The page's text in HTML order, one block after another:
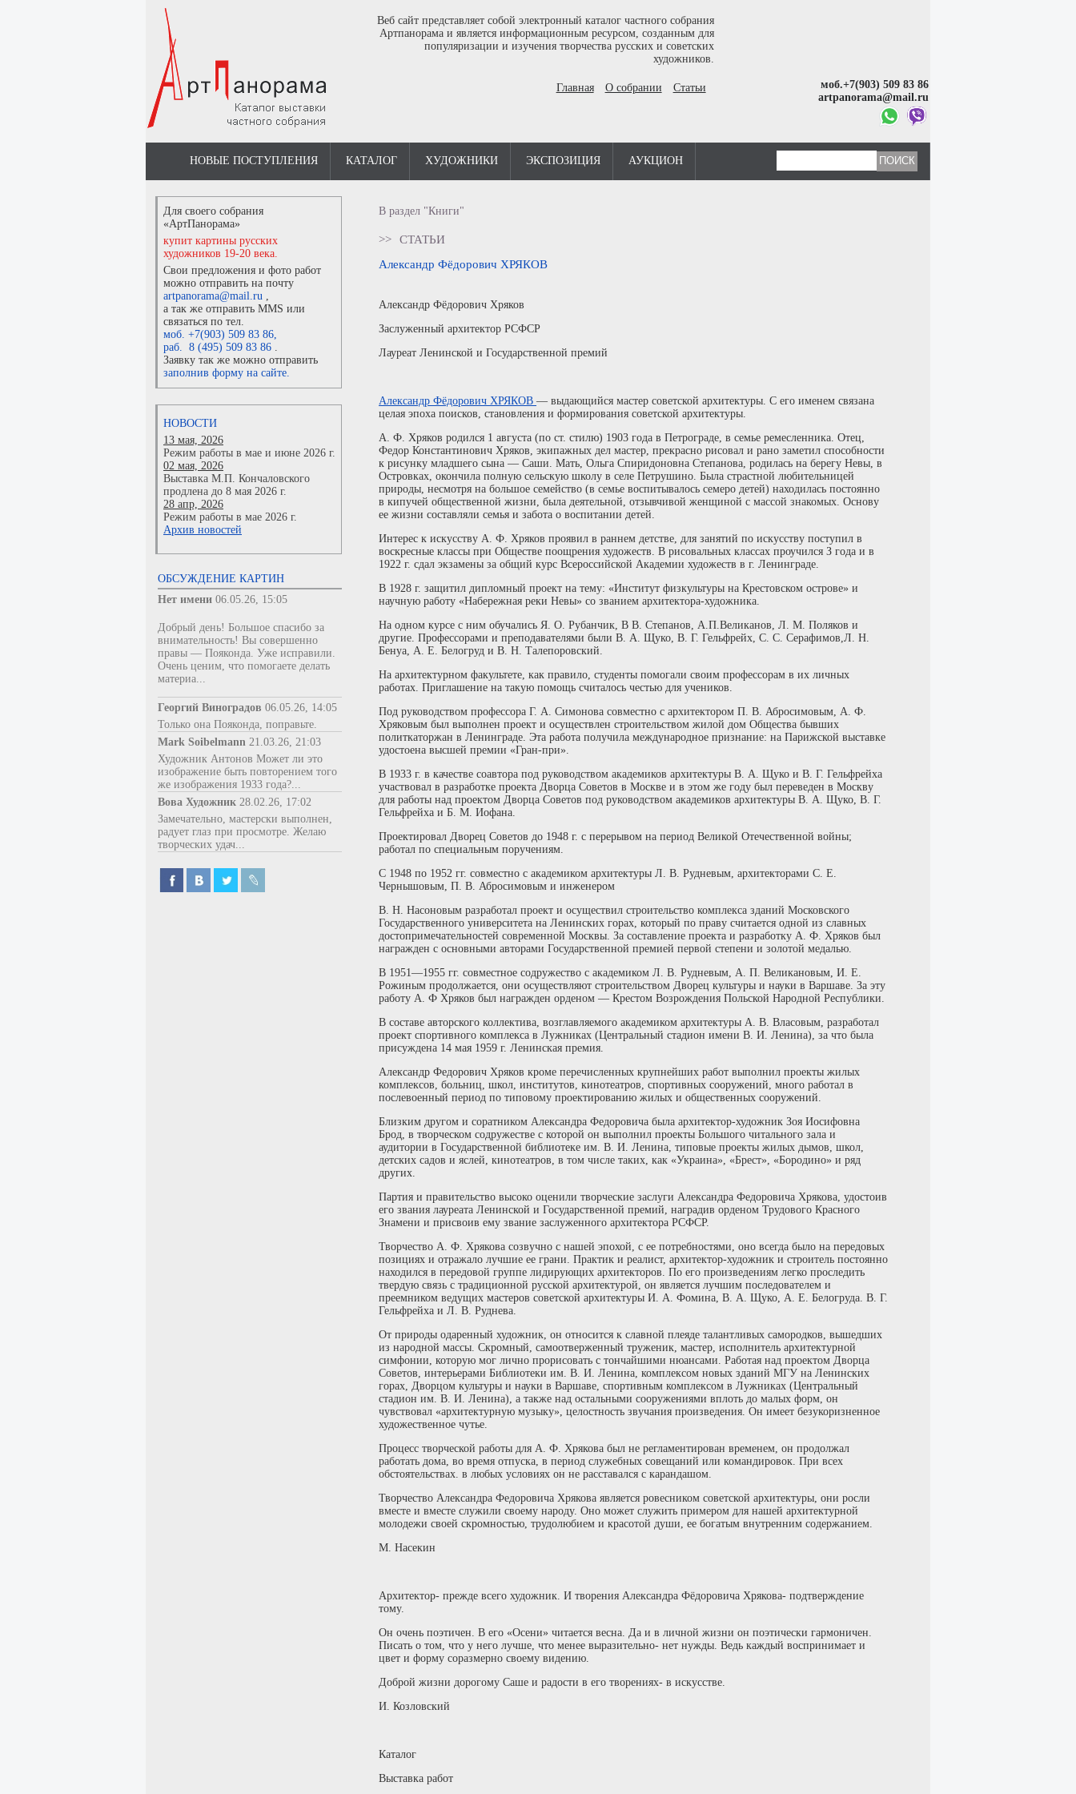
Веб сайт представляет собой электронный каталог частного собрания
Артпанорама и является информационным ресурсом, созданным для
популяризации и изучения творчества русских и советских
художников.
Главная О собрании Статьи
моб.+7(903) 509 83 86
artpanorama@mail.ru
НОВЫЕ ПОСТУПЛЕНИЯ КАТАЛОГ ХУДОЖНИКИ ЭКСПОЗИЦИЯ АУКЦИОН
Для своего собрания
«АртПанорама»
купит картины русских
художников 19-20 века.
Свои предложения и фото работ
можно отправить на почту
artpanorama@mail.ru ,
а так же отправить MMS или
связаться по тел.
моб. +7(903) 509 83 86,
раб. 8 (495) 509 83 86 .
Заявку так же можно отправить
заполнив форму на сайте.
НОВОСТИ
13 мая, 2026
Режим работы в мае и июне 2026 г.
02 мая, 2026
Выставка М.П. Кончаловского
продлена до 8 мая 2026 г.
28 апр, 2026
Режим работы в мае 2026 г.
Архив новостей
ОБСУЖДЕНИЕ КАРТИН
Нет имени 06.05.26, 15:05
Добрый день! Большое спасибо за
внимательность! Вы совершенно
правы — Пояконда. Уже исправили.
Очень ценим, что помогаете делать
материа...
Георгий Виноградов 06.05.26, 14:05
Только она Пояконда, поправьте.
Mark Soibelmann 21.03.26, 21:03
Художник Антонов Может ли это
изображение быть повторением того
же изображения 1933 года?...
Вова Художник 28.02.26, 17:02
Замечательно, мастерски выполнен,
радует глаз при просмотре. Желаю
творческих удач...
В раздел "Книги"
>> СТАТЬИ
Александр Фёдорович ХРЯКОВ
Александр Фёдорович Хряков
Заслуженный архитектор РСФСР
Лауреат Ленинской и Государственной премий
Александр Фёдорович ХРЯКОВ — выдающийся мастер советской архитектуры. С его именем связана
целая эпоха поисков, становления и формирования советской архитектуры.
А. Ф. Хряков родился 1 августа (по ст. стилю) 1903 года в Петрограде, в семье ремесленника. Отец,
Федор Константинович Хряков, экипажных дел мастер, прекрасно рисовал и рано заметил способности
к рисунку младшего сына — Саши. Мать, Ольга Спиридоновна Степанова, родилась на берегу Невы, в
Островках, окончила полную сельскую школу в селе Петрушино. Была страстной любительницей
природы, несмотря на большое семейство (в семье воспитывалось семеро детей) находилась постоянно
в кипучей общественной жизни, была деятельной, отзывчивой женщиной с массой знакомых. Основу
ее жизни составляли семья и забота о воспитании детей.
Интерес к искусству А. Ф. Хряков проявил в раннем детстве, для занятий по искусству поступил в
воскресные классы при Обществе поощрения художеств. В рисовальных классах проучился З года и в
1922 г. сдал экзамены за общий курс Всероссийской Академии художеств в г. Ленинграде.
В 1928 г. защитил дипломный проект на тему: «Институт физкультуры на Крестовском острове» и
научную работу «Набережная реки Невы» со званием архитектора-художника.
На одном курсе с ним обучались Я. О. Рубанчик, В В. Степанов, А.П.Великанов, Л. М. Поляков и
другие. Профессорами и преподавателями были В. А. Щуко, В. Г. Гельфрейх, С. С. Серафимов,Л. Н.
Бенуа, А. Е. Белогруд и В. Н. Талепоровский.
На архитектурном факультете, как правило, студенты помогали своим профессорам в их личных
работах. Приглашение на такую помощь считалось честью для учеников.
Под руководством профессора Г. А. Симонова совместно с архитектором П. В. Абросимовым, А. Ф.
Хряковым был выполнен проект и осуществлен строительством жилой дом Общества бывших
политкаторжан в Ленинграде. Эта работа получила международное признание: на Парижской выставке
удостоена высшей премии «Гран-при».
В 1933 г. в качестве соавтора под руководством академиков архитектуры В. А. Щуко и В. Г. Гельфрейха
участвовал в разработке проекта Дворца Советов в Москве и в этом же году был переведен в Москву
для работы над проектом Дворца Советов под руководством академиков архитектуры В. А. Щуко, В. Г.
Гельфрейха и Б. М. Иофана.
Проектировал Дворец Советов до 1948 г. с перерывом на период Великой Отечественной войны;
работал по специальным поручениям.
С 1948 по 1952 гг. совместно с академиком архитектуры Л. В. Рудневым, архитекторами С. Е.
Чернышовым, П. В. Абросимовым и инженером
В. Н. Насоновым разработал проект и осуществил строительство комплекса зданий Московского
Государственного университета на Ленинских горах, который по праву считается одной из славных
достопримечательностей современной Москвы. За составление проекта и разработку А. Ф. Хряков был
награжден с основными авторами Государственной премией первой степени и золотой медалью.
В 1951—1955 гг. совместное содружество с академиком Л. В. Рудневым, А. П. Великановым, И. Е.
Рожиным продолжается, они осуществляют строительством Дворец культуры и науки в Варшаве. За эту
работу А. Ф Хряков был награжден орденом — Крестом Возрождения Польской Народной Республики.
В составе авторского коллектива, возглавляемого академиком архитектуры А. В. Власовым, разработал
проект спортивного комплекса в Лужниках (Центральный стадион имени В. И. Ленина), за что была
присуждена 14 мая 1959 г. Ленинская премия.
Александр Федорович Хряков кроме перечисленных крупнейших работ выполнил проекты жилых
комплексов, больниц, школ, институтов, кинотеатров, спортивных сооружений, много работал в
послевоенный период по типовому проектированию жилых и общественных сооружений.
Близким другом и соратником Александра Федоровича была архитектор-художник Зоя Иосифовна
Брод, в творческом содружестве с которой он выполнил проекты Большого читального зала и
аудитории в Государственной библиотеке им. В. И. Ленина, типовые проекты жилых дымов, школ,
детских садов и яслей, кинотеатров, в том числе таких, как «Украина», «Брест», «Бородино» и ряд
других.
Партия и правительство высоко оценили творческие заслуги Александра Федоровича Хрякова, удостоив
его звания лауреата Ленинской и Государственной премий, наградив орденом Трудового Красного
Знамени и присвоив ему звание заслуженного архитектора РСФСР.
Творчество А. Ф. Хрякова созвучно с нашей эпохой, с ее потребностями, оно всегда было на передовых
позициях и отражало лучшие ее грани. Практик и реалист, архитектор-художник и строитель постоянно
находился в передовой группе лидирующих архитекторов. По его произведениям легко проследить
твердую связь с традиционной русской архитектурой, он является лучшим последователем и
преемником ведущих мастеров советской архитектуры И. А. Фомина, В. А. Щуко, А. Е. Белогруда. В. Г.
Гельфрейха и Л. В. Руднева.
От природы одаренный художник, он относится к славной плеяде талантливых самородков, вышедших
из народной массы. Скромный, самоотверженный труженик, мастер, исполнитель архитектурной
симфонии, которую мог лично прорисовать с тончайшими нюансами. Работая над проектом Дворца
Советов, интерьерами Библиотеки им. В. И. Ленина, комплексом новых зданий МГУ на Ленинских
горах, Дворцом культуры и науки в Варшаве, спортивным комплексом в Лужниках (Центральный
стадион им. В. И. Ленина), а также над остальными сооружениями вплоть до малых форм, он
чувствовал «архитектурную музыку», целостность звучания произведения. Он имеет безукоризненное
художественное чутье.
Процесс творческой работы для А. Ф. Хрякова был не регламентирован временем, он продолжал
работать дома, во время отпуска, в период служебных совещаний или командировок. При всех
обстоятельствах. в любых условиях он не расставался с карандашом.
Творчество Александра Федоровича Хрякова является ровесником советской архитектуры, они росли
вместе и вместе служили своему народу. Оно может служить примером для нашей архитектурной
молодежи своей скромностью, трудолюбием и красотой души, ее богатым внутренним содержанием.
М. Насекин
Архитектор- прежде всего художник. И творения Александра Фёдоровича Хрякова- подтверждение
тому.
Он очень поэтичен. В его «Осени» читается весна. Да и в личной жизни он поэтически гармоничен.
Писать о том, что у него лучше, что менее выразительно- нет нужды. Ведь каждый воспринимает и
цвет и форму соразмерно своему видению.
Доброй жизни дорогому Саше и радости в его творениях- в искусстве.
И. Козловский
Каталог
Выставка работ